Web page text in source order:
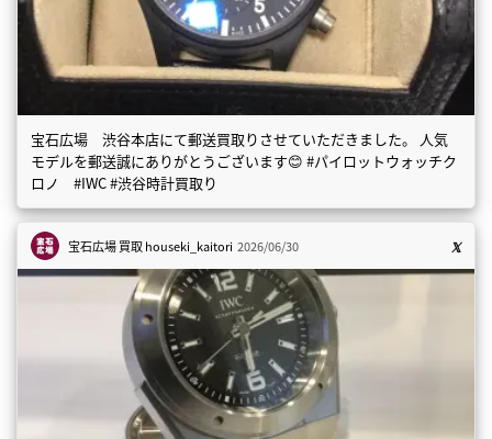
宝石広場 渋谷本店にて郵送買取りさせていただきました。 人気
モデルを郵送誠にありがとうございます😊 #パイロットウォッチク
ロノ #IWC #渋谷時計買取り
宝石広場 買取houseki_kaitori 2026/06/30